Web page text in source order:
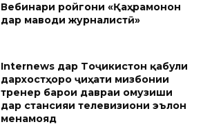
Вебинари ройгони «Қаҳрамонон
дар маводи журналистӣ»
Internews дар Tоҷикистон қабули
дархостҳоро ҷиҳати мизбонии
тренер барои давраи омузиши
дар стансияи телевизиони эълон
менамояд